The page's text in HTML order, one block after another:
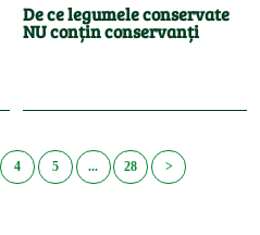
De ce legumele conservate
NU conțin conservanți
4 5 ... 28 >